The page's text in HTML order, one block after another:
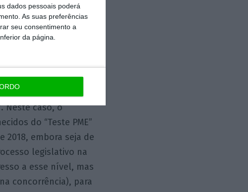
dados pessoais poderá
As suas preferências
seu consentimento a
da página.
“ Teste PME
a implementação foi
de avaliação
Neste caso, o
do “Teste PME”
2018, embora seja de
legislativo na
a esse nível, mas
concorrência), para